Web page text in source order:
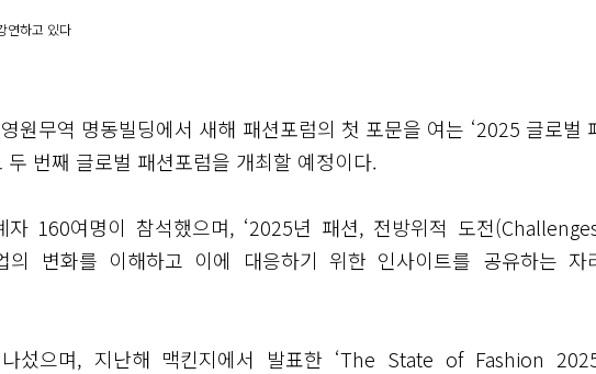
연하고 있다
원무역 명동빌딩에서 새해 패션포럼의 첫 포문을 여는 ‘2025 글로벌
번째 글로벌 패션포럼을 개최할 예정이다.
160여명이 참석했으며, ‘2025년 패션, 전방위적 도전
변화를 이해하고 이에 대응하기 위한 인사이트를 공유하는 자
섰으며, 지난해 맥킨지에서 발표한 ‘The State of Fashion